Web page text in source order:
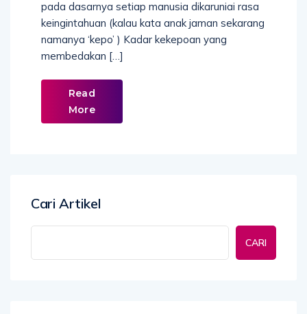
pada dasarnya setiap manusia dikaruniai rasa
keingintahuan (kalau kata anak jaman sekarang
namanya ‘kepo’ ) Kadar kekepoan yang
membedakan […]
Read
More
Cari Artikel
CARI